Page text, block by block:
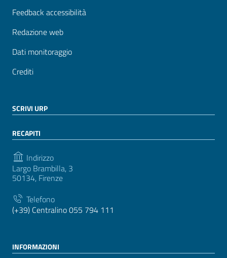
Feedback accessibilità
Redazione web
Dati monitoraggio
Crediti
SCRIVI URP
RECAPITI
Indirizzo
Largo Brambilla, 3
50134, Firenze
Telefono
(+39) Centralino 055 794 111
INFORMAZIONI